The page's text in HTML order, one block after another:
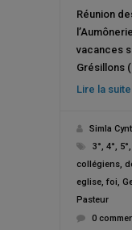
Réunion
vacances
Grésillons
Lire la suite
Simla
3° 4° 5°
collégiens,
eglise, foi
Pasteur
0